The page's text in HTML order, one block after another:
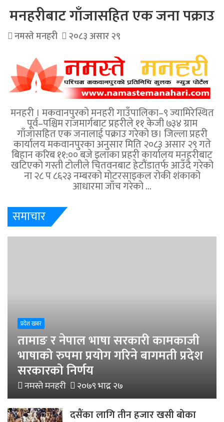
मनहरीबाट गाँजासहित एक जना पक्राउ
नमस्ते मनहरी २०८३ असार २९
मनहरी । मकवानपुरको मनहरी गाउँपालिका–९ ज्यामिरेस्थित
पूर्व–पश्चिम राजमार्गबाट प्रहरीले ११ केजी ७३४ ग्राम
गाँजासहित एक जनालाई पक्राउ गरेको छ। जिल्ला प्रहरी
कार्यालय मकवानपुरका अनुसार मिति २०८३ असार २९ गते
बिहान करिब ११:०० बजे इलाका प्रहरी कार्यालय मनहरीबाट
खटिएको गस्ती टोलीले चितवनबाट हेटौंडातर्फ आउँदै गरेको
ना २८ प ८६२३ नम्बरको मोटरसाइकल रोकी शंकाको
आधारमा जाँच गरेको …
समाचार
प्रदेश खबर
तामाङ र नेपाल भाषा सरकारी कामकाजी
भाषाको रुपमा प्रयोग गरिने बागमती प्रदेश
सरकारको निर्णय
नमस्ते मनहरी २०७९ भाद्र २७
दसैंका लागि तीन हजार खसी बोका